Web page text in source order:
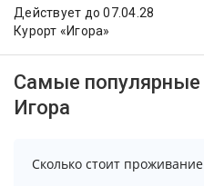
Действует до 07.04.28
Курорт «Игора»
Самые популярные
Игора
Сколько стоит